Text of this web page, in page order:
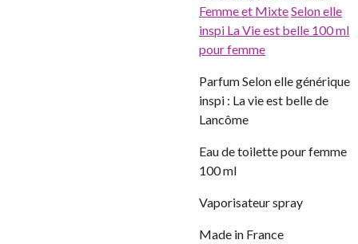
Femme et MixteSelon elle
inspi La Vie est belle 100 ml
pour femme
Parfum Selon elle générique
inspi : La vie est belle de
Lancôme
Eau de toilette pour femme
100 ml
Vaporisateur spray
Made in France